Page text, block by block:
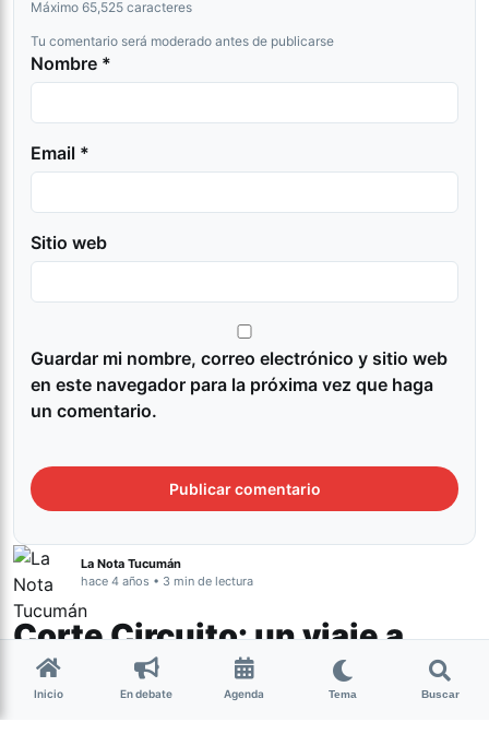
Máximo 65,525 caracteres
Tu comentario será moderado antes de publicarse
Nombre *
Email *
Sitio web
Guardar mi nombre, correo electrónico y sitio web
en este navegador para la próxima vez que haga
un comentario.
La Nota Tucumán
hace 4 años • 3 min de lectura
Corte Circuito: un viaje a
través de los sentidos
Inicio En debate Agenda Tema Buscar